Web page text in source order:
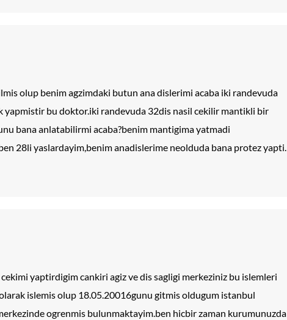
olup benim agzimdaki butun ana dislerimi acaba iki randevuda
yapmistir bu doktor.iki randevuda 32dis nasil cekilir mantikli bir
bana anlatabilirmi acaba?benim mantigima yatmadi
28li yaslardayim,benim anadislerime neolduda bana protez yapti.
yaptirdigim cankiri agiz ve dis sagligi merkeziniz bu islemleri
islemis olup 18.05.20016gunu gitmis oldugum istanbul
ogrenmis bulunmaktayim.ben hicbir zaman kurumunuzda